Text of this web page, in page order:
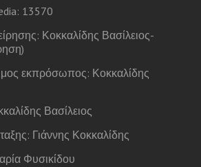
13570
Κοκκαλίδης Βασίλειος-
εκπρόσωπος: Κοκκαλίδης
Βασίλειος
Γιάννης Κοκκαλίδης
Φυσικίδου